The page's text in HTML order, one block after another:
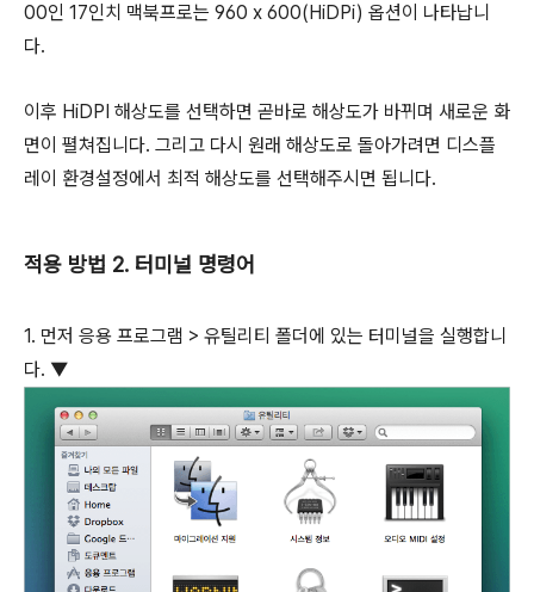
00인 17인치 맥북프로는 960 x 600(HiDPi) 옵션이 나타납니
다.
이후 HiDPI 해상도를 선택하면 곧바로 해상도가 바뀌며 새로운 화
면이 펼쳐집니다. 그리고 다시 원래 해상도로 돌아가려면 디스플
레이 환경설정에서 최적 해상도를 선택해주시면 됩니다.
적용 방법 2. 터미널 명령어
1. 먼저 응용 프로그램 > 유틸리티 폴더에 있는 터미널을 실행합니
다. ▼